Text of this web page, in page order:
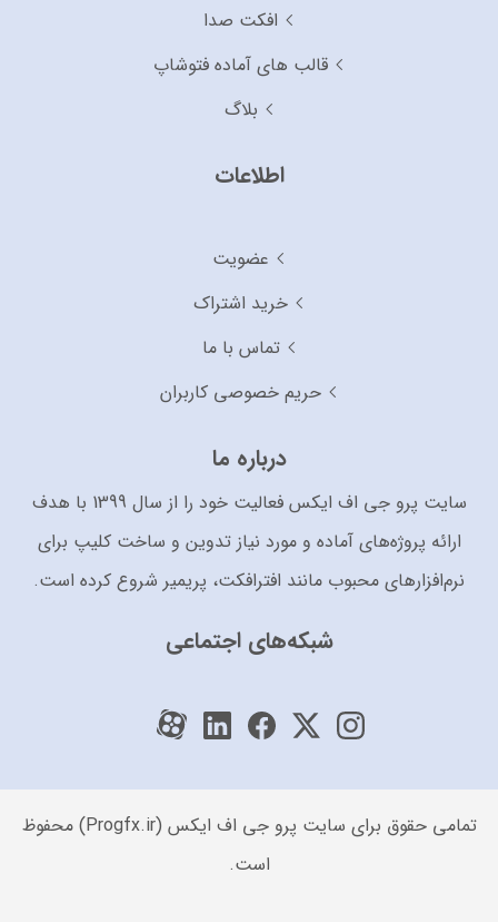
افکت صدا
قالب های آماده فتوشاپ
بلاگ
اطلاعات
عضویت
خرید اشتراک
تماس با ما
حریم خصوصی کاربران
درباره ما
سایت پرو جی اف ایکس فعالیت خود را از سال 1399 با هدف
ارائه پروژه‌های آماده و مورد نیاز تدوین و ساخت کلیپ برای
نرم‌افزارهای محبوب مانند افترافکت، پریمیر شروع کرده است.
شبکه‌های اجتماعی
تمامی حقوق برای سایت پرو جی اف ایکس (Progfx.ir) محفوظ
است.